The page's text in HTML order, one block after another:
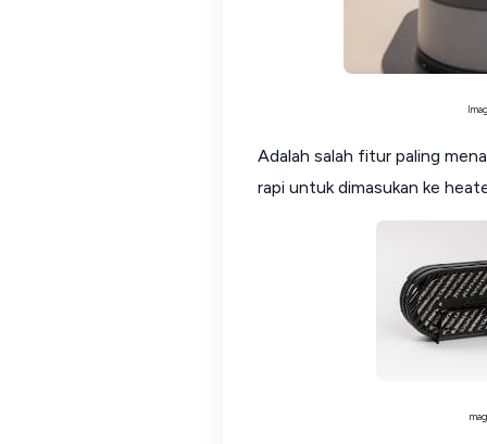
Adalah salah fitur paling
rapi untuk dimasukan ke